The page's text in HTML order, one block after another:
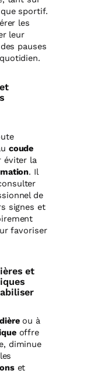
sportif.
les
leur
pauses
coude
éviter la
. Il
de
signes et
favoriser
et
ou à
offre
diminue
et